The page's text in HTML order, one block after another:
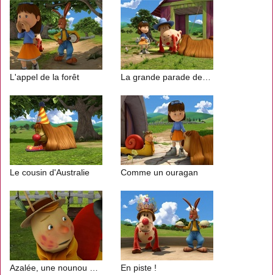
L'appel de la forêt
Le cousin d'Australie Comme un ouragan
En piste !